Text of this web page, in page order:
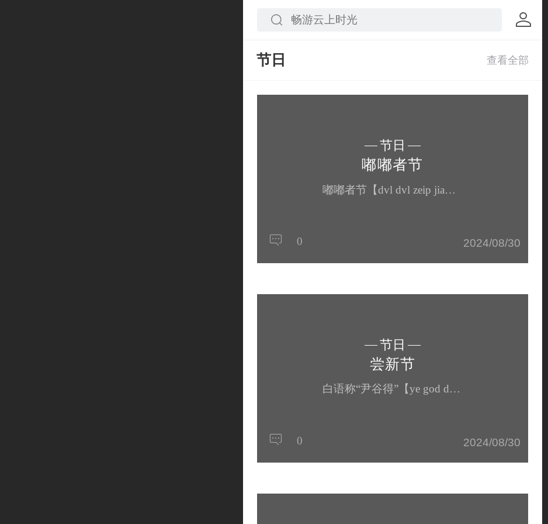
节日
节日
嘟嘟者节
嘟嘟者节【dvl dvl zeip jia】：白族“嘟嘟者节”与阴历冬至节同日。嘟嘟者既为牛节，又为猪节。养牛户早上喂牛一盆稀饭，让耕牛休息一天。养牛者则聚于牛王庙或牛神祠，会餐祭祀牛神。养猪户必须牧放猪仔，有“嘟嘟者，肉一块，鱼一节，早饭吃了放猪仔”的童谣，老年妇女则以香火祭祀猪神。
0 2024/08/30
节日
尝新节
白语称“尹谷得”【ye god ded】，意为“头一回吃新谷米”，故称“尝新节”。节期不统一，大多选择稻谷基本黄熟时属鼠、狗、龙、羊日过尝新节。尝新节，需选一块基本成熟稻田，采摘其中饱满大穗，搓下谷子在锅中炒干，再用手碓舂成新米。尝新节当天，以一块新鲜熟肉，一碗新米僧饭，一块豆腐，一枚熟鸡蛋、清茶、素酒等牲礼祭祀本主、山神、土地、护甸神、神鹰。祭祀时，割一小片肉插在一双筷子顶端，再把筷子插在...
0 2024/08/30